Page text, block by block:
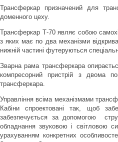
Трансферкар призначений для
доменного цеху.
Трансферкар Т-70 являє собою
з яких має по два механізми
нижній частині футеруються
Зварна рама трансферкара
компресорний пристрій з двома
трансферкара.
Управління всіма механізмами
Кабіни спроектовані так, щоб
забезпечується за допомогою
обладнання звуковою і світловою
урахуванням конкретних